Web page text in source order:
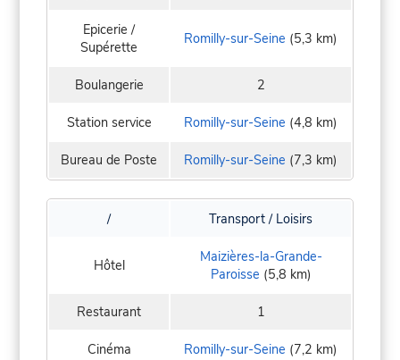
Epicerie /
Supérette
Romilly-sur-Seine (5,3 km)
Boulangerie 2
Station service Romilly-sur-Seine (4,8 km)
Bureau de Poste Romilly-sur-Seine (7,3 km)
/ Transport / Loisirs
Hôtel
Maizières-la-Grande-
Paroisse (5,8 km)
Restaurant 1
Cinéma Romilly-sur-Seine (7,2 km)